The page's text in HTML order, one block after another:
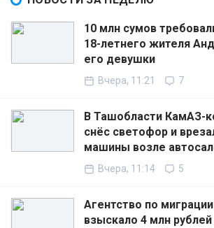
10 млн сумов
18-летнего жителя
его девушки
Вчера, 11:21 7
В Ташобласти КамАЗ-
снёс светофор и
машины возле
Вчера, 11:14 5
Агентство по
взыскало 4 млн